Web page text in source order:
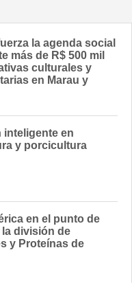
la agenda social
más de R$ 500 mil
culturales y
en Marau y
inteligente en
y porcicultura
en el punto de
la división de
y Proteínas de